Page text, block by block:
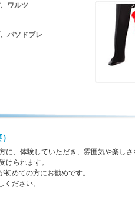
ワルツ
パソドブレ
、体験していただき、雰囲気や楽しさ
けられます。
めての方にお勧めです。
ださい。